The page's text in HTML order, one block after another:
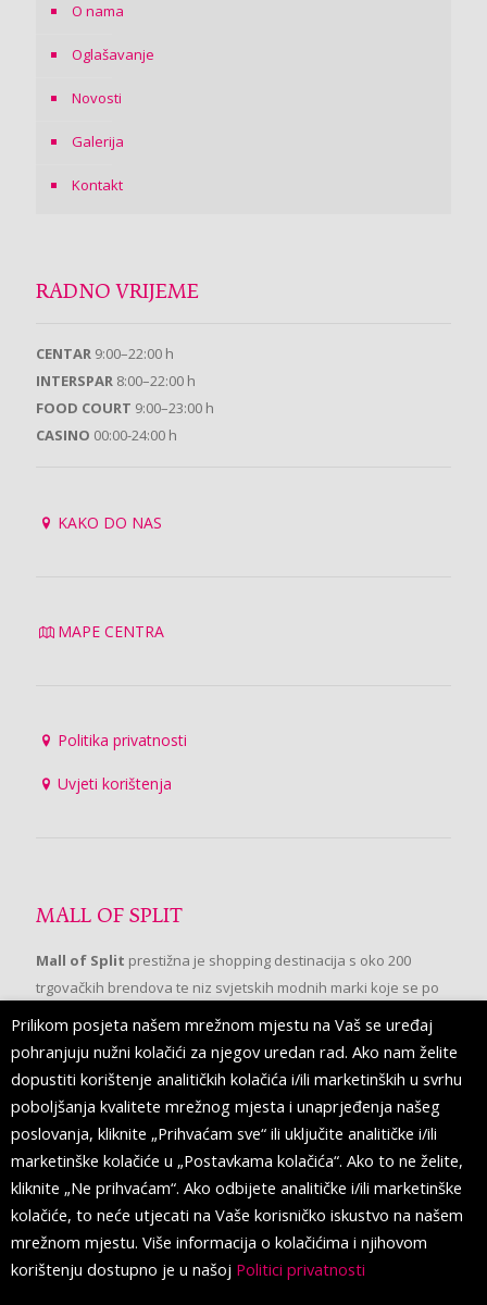
O nama
Oglašavanje
Novosti
Galerija
Kontakt
RADNO VRIJEME
CENTAR 9:00–22:00 h
INTERSPAR 8:00–22:00 h
FOOD COURT 9:00–23:00 h
CASINO 00:00-24:00 h
KAKO DO NAS
MAPE CENTRA
Politika privatnosti
Uvjeti korištenja
MALL OF SPLIT
Mall of Split prestižna je shopping destinacija s oko 200
trgovačkih brendova te niz svjetskih modnih marki koje se po
prvi put pojavljuju u Splitu.
PRATITE NAS
Prilikom posjeta našem mrežnom mjestu na Vaš se uređaj
pohranjuju nužni kolačići za njegov uredan rad. Ako nam želite
dopustiti korištenje analitičkih kolačića i/ili marketinških u svrhu
poboljšanja kvalitete mrežnog mjesta i unaprjeđenja našeg
poslovanja, kliknite „Prihvaćam sve“ ili uključite analitičke i/ili
marketinške kolačiće u „Postavkama kolačića“. Ako to ne želite,
kliknite „Ne prihvaćam“. Ako odbijete analitičke i/ili marketinške
kolačiće, to neće utjecati na Vaše korisničko iskustvo na našem
mrežnom mjestu. Više informacija o kolačićima i njihovom
korištenju dostupno je u našoj Politici privatnosti